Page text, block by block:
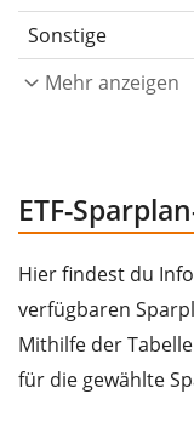
Sonstige
Mehr anzeigen
ETF-
Hier findest du
verfügbaren
Mithilfe der
für die gewählte